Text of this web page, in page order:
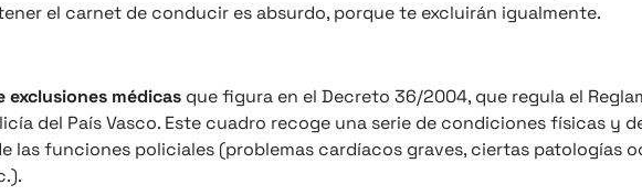
el carnet de conducir es absurdo, porque te excluirán igualmente.
exclusiones médicas que figura en el Decreto 36/2004, que regula el
del País Vasco. Este cuadro recoge una serie de condiciones físicas y
las funciones policiales (problemas cardíacos graves, ciertas patologías